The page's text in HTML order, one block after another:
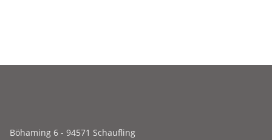
Böhaming 6 - 94571 Schaufling